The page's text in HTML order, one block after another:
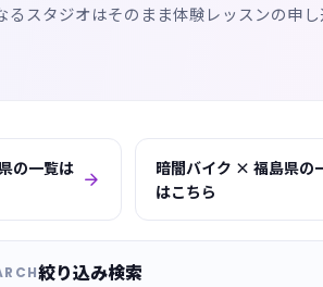
るスタジオはそのまま体験レッスンの申し
の一覧は 
暗闇バイク × 福島県の
はこちら
絞り込み検索